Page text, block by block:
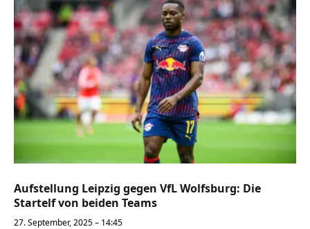
Aufstellung Leipzig gegen VfL Wolfsburg: Die
Startelf von beiden Teams
27. September, 2025 – 14:45